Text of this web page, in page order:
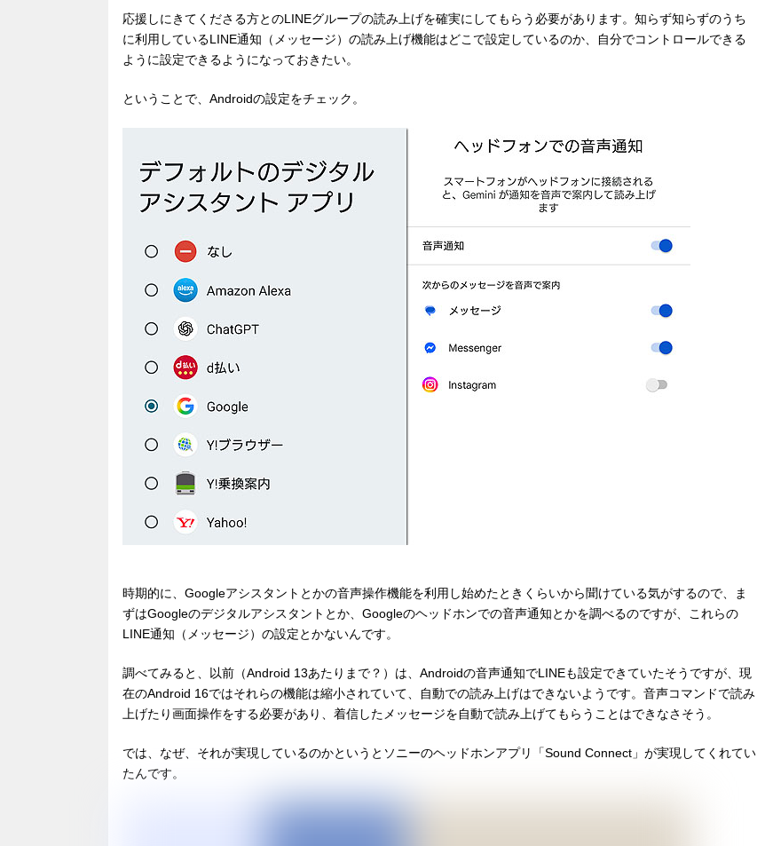
応援しにきてくださる方とのLINEグループの読み上げを確実にしてもらう必要があります。知らず知らずのうち
に利用しているLINE通知（メッセージ）の読み上げ機能はどこで設定しているのか、自分でコントロールできる
ように設定できるようになっておきたい。
ということで、Androidの設定をチェック。
時期的に、Googleアシスタントとかの音声操作機能を利用し始めたときくらいから聞けている気がするので、ま
ずはGoogleのデジタルアシスタントとか、Googleのヘッドホンでの音声通知とかを調べるのですが、これらの
LINE通知（メッセージ）の設定とかないんです。
調べてみると、以前（Android 13あたりまで？）は、Androidの音声通知でLINEも設定できていたそうですが、現
在のAndroid 16ではそれらの機能は縮小されていて、自動での読み上げはできないようです。音声コマンドで読み
上げたり画面操作をする必要があり、着信したメッセージを自動で読み上げてもらうことはできなさそう。
では、なぜ、それが実現しているのかというとソニーのヘッドホンアプリ「Sound Connect」が実現してくれてい
たんです。